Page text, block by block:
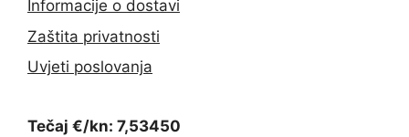
Informacije o dostavi
Zaštita privatnosti
Uvjeti poslovanja
Tečaj €/kn: 7,53450